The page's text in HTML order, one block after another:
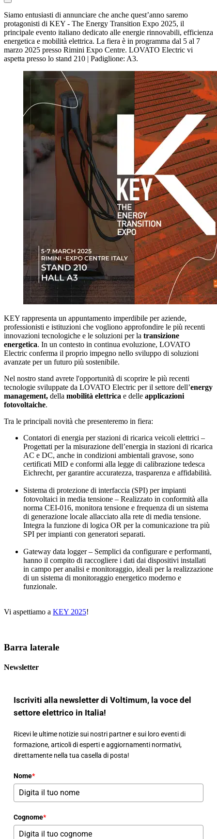
Siamo entusiasti di annunciare che anche quest’anno saremo
protagonisti di KEY - The Energy Transition Expo 2025, il
principale evento italiano dedicato alle energie rinnovabili, efficienza
energetica e mobilità elettrica. La fiera è in programma dal 5 al 7
marzo 2025 presso Rimini Expo Centre. LOVATO Electric vi
aspetta presso lo stand 210 | Padiglione: A3.
KEY rappresenta un appuntamento imperdibile per aziende,
professionisti e istituzioni che vogliono approfondire le più recenti
innovazioni tecnologiche e le soluzioni per la transizione
energetica. In un contesto in continua evoluzione, LOVATO
Electric conferma il proprio impegno nello sviluppo di soluzioni
avanzate per un futuro più sostenibile.
Nel nostro stand avrete l'opportunità di scoprire le più recenti
tecnologie sviluppate da LOVATO Electric per il settore dell’energy
management, della mobilità elettrica e delle applicazioni
fotovoltaiche.
Tra le principali novità che presenteremo in fiera:
Contatori di energia per stazioni di ricarica veicoli elettrici –
Progettati per la misurazione dell’energia in stazioni di ricarica
AC e DC, anche in condizioni ambientali gravose, sono
certificati MID e conformi alla legge di calibrazione tedesca
Eichrecht, per garantire accuratezza, trasparenza e affidabilità.
Sistema di protezione di interfaccia (SPI) per impianti
fotovoltaici in media tensione – Realizzato in conformità alla
norma CEI-016, monitora tensione e frequenza di un sistema
di generazione locale allacciato alla rete di media tensione.
Integra la funzione di logica OR per la comunicazione tra più
SPI per impianti con generatori separati.
Gateway data logger – Semplici da configurare e performanti,
hanno il compito di raccogliere i dati dai dispositivi installati
in campo per analisi e monitoraggio, ideali per la realizzazione
di un sistema di monitoraggio energetico moderno e
funzionale.
Vi aspettiamo a KEY 2025!
Barra laterale
Newsletter
Iscriviti alla newsletter di Voltimum, la voce del
settore elettrico in Italia!
Ricevi le ultime notizie sui nostri partner e sui loro eventi di
formazione, articoli di esperti e aggiornamenti normativi,
direttamente nella tua casella di posta!
Nome*
Cognome*